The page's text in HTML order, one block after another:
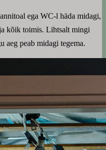
ega WC-l häda midagi,
kõik toimis. Lihtsalt mingi
aeg peab midagi tegema.